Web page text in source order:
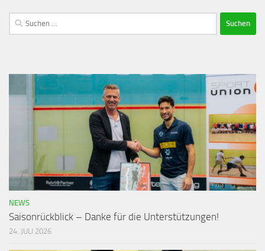
NEWS
Saisonrückblick – Danke für die Unterstützungen!
24. JULI 2026